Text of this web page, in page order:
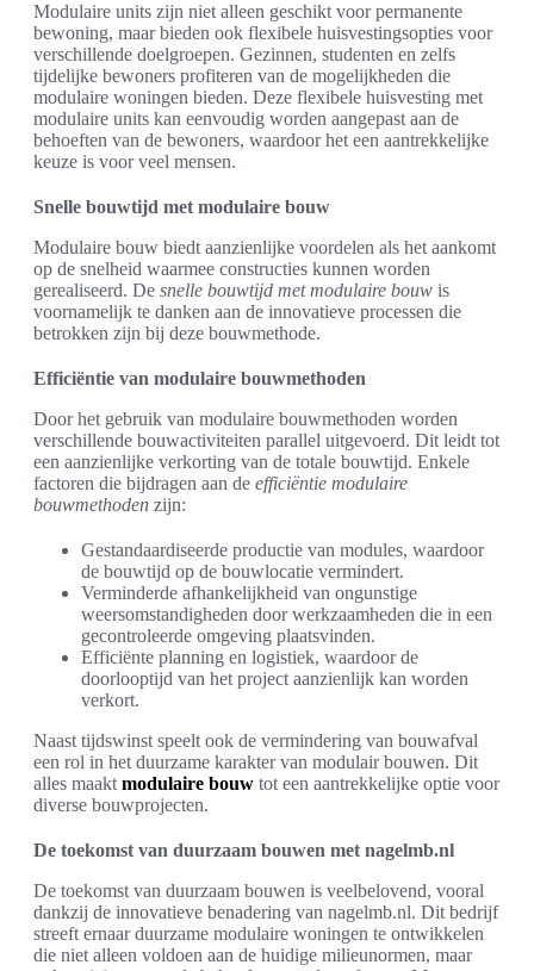
Modulaire units zijn niet alleen geschikt voor permanente
bewoning, maar bieden ook flexibele huisvestingsopties voor
verschillende doelgroepen. Gezinnen, studenten en zelfs
tijdelijke bewoners profiteren van de mogelijkheden die
modulaire woningen bieden. Deze flexibele huisvesting met
modulaire units kan eenvoudig worden aangepast aan de
behoeften van de bewoners, waardoor het een aantrekkelijke
keuze is voor veel mensen.
Snelle bouwtijd met modulaire bouw
Modulaire bouw biedt aanzienlijke voordelen als het aankomt
op de snelheid waarmee constructies kunnen worden
gerealiseerd. De snelle bouwtijd met modulaire bouw is
voornamelijk te danken aan de innovatieve processen die
betrokken zijn bij deze bouwmethode.
Efficiëntie van modulaire bouwmethoden
Door het gebruik van modulaire bouwmethoden worden
verschillende bouwactiviteiten parallel uitgevoerd. Dit leidt tot
een aanzienlijke verkorting van de totale bouwtijd. Enkele
factoren die bijdragen aan de efficiëntie modulaire
bouwmethoden zijn:
Gestandaardiseerde productie van modules, waardoor
de bouwtijd op de bouwlocatie vermindert.
Verminderde afhankelijkheid van ongunstige
weersomstandigheden door werkzaamheden die in een
gecontroleerde omgeving plaatsvinden.
Efficiënte planning en logistiek, waardoor de
doorlooptijd van het project aanzienlijk kan worden
verkort.
Naast tijdswinst speelt ook de vermindering van bouwafval
een rol in het duurzame karakter van modulair bouwen. Dit
alles maakt modulaire bouw tot een aantrekkelijke optie voor
diverse bouwprojecten.
De toekomst van duurzaam bouwen met nagelmb.nl
De toekomst van duurzaam bouwen is veelbelovend, vooral
dankzij de innovatieve benadering van nagelmb.nl. Dit bedrijf
streeft ernaar duurzame modulaire woningen te ontwikkelen
die niet alleen voldoen aan de huidige milieunormen, maar